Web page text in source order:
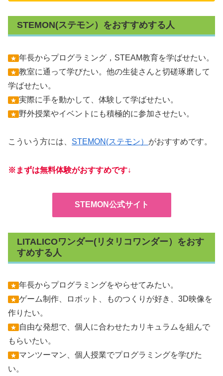
STEMON(ステモン）をおすすめする人
★ 年長からプログラミング，STEAM教育を学ばせたい。
★ 教室に通って学びたい。他の生徒さんと切磋琢磨して
学ばせたい。
★ 実際に手を動かして、体験して学ばせたい。
★ 野外授業やイベントにも積極的に参加させたい。
こういう方には、 STEMON(ステモン） がおすすめです。
※まずは無料体験がおすすめです↓
STEMON公式サイト
LITALICOワンダー(リタリコワンダー）をおす
すめする人
★ 年長からプログラミングをやらせてみたい。
★ ゲーム制作、ロボット、ものつくりが好き、3D映像を
作りたい。
★ 自由な発想で、個人に合わせたカリキュラムを組んで
もらいたい。
★ マンツーマン、個人授業でプログラミングを学びた
い。